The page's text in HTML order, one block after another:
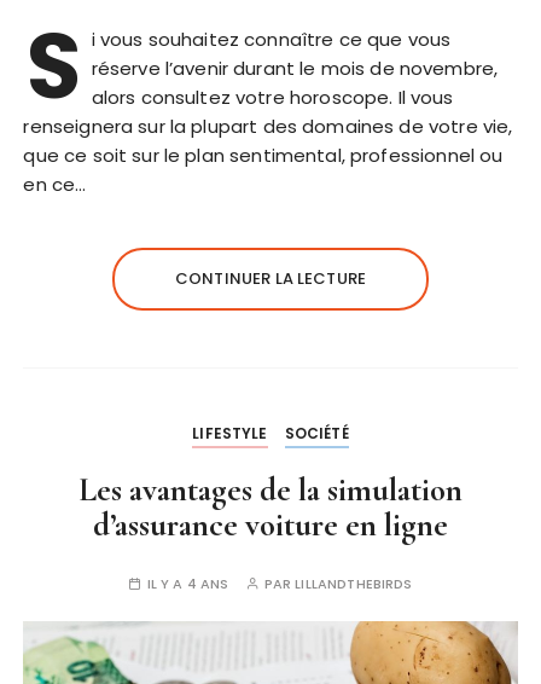
S i vous souhaitez connaître ce que vous
réserve l’avenir durant le mois de novembre,
alors consultez votre horoscope. Il vous
renseignera sur la plupart des domaines de votre vie,
que ce soit sur le plan sentimental, professionnel ou
en ce…
CONTINUER LA LECTURE
LIFESTYLE SOCIÉTÉ
Les avantages de la simulation
d’assurance voiture en ligne
IL Y A 4 ANS PARLILLANDTHEBIRDS